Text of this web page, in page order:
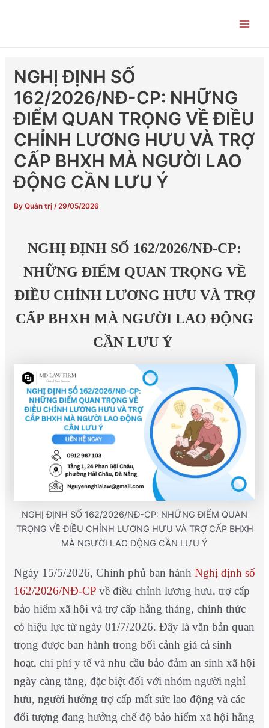
NGHỊ ĐỊNH SỐ
162/2026/NĐ-CP: NHỮNG
ĐIỂM QUAN TRỌNG VỀ ĐIỀU
CHỈNH LƯƠNG HƯU VÀ TRỢ
CẤP BHXH MÀ NGƯỜI LAO
ĐỘNG CẦN LƯU Ý
By Quản trị /29/05/2026
NGHỊ ĐỊNH SỐ 162/2026/NĐ-CP:
NHỮNG ĐIỂM QUAN TRỌNG VỀ
ĐIỀU CHỈNH LƯƠNG HƯU VÀ TRỢ
CẤP BHXH MÀ NGƯỜI LAO ĐỘNG
CẦN LƯU Ý
NGHỊ ĐỊNH SỐ 162/2026/NĐ-CP: NHỮNG ĐIỂM QUAN
TRỌNG VỀ ĐIỀU CHỈNH LƯƠNG HƯU VÀ TRỢ CẤP BHXH
MÀ NGƯỜI LAO ĐỘNG CẦN LƯU Ý
Ngày 15/5/2026, Chính phủ ban hành Nghị định số
162/2026/NĐ-CPvề điều chỉnh lương hưu, trợ cấp
bảo hiểm xã hội và trợ cấp hằng tháng, chính thức
có hiệu lực từ ngày 01/7/2026. Đây là văn bản quan
trọng được ban hành trong bối cảnh giá cả sinh
hoạt, chi phí y tế và nhu cầu bảo đảm an sinh xã hội
ngày càng tăng, đặc biệt đối với nhóm người nghỉ
hưu, người hưởng trợ cấp mất sức lao động và các
đối tượng đang hưởng chế độ bảo hiểm xã hội hằng